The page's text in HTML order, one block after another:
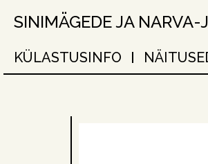
SINIMÄGEDE JA
KÜLASTUSINFO